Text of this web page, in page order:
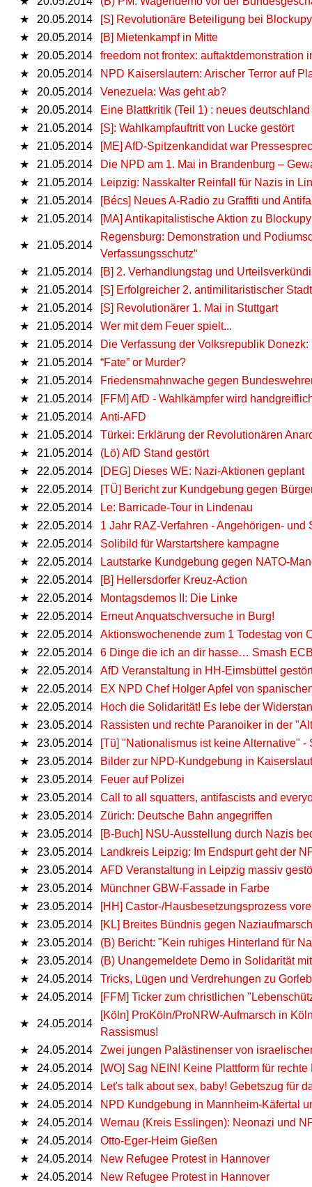
★
20.05.2014
[S] Revolutionäre Beteiligung bei
★
20.05.2014
[B] Mietenkampf in Mitte
★
20.05.2014
freedom not frontex: auftaktdemonstration
★
20.05.2014
NPD Kaiserslautern: Arischer Terror auf
★
20.05.2014
Venezuela: Was geht ab?
★
20.05.2014
Eine Blattkritik (Teil 1) : neues deutschland
★
21.05.2014
[S]: Wahlkampfauftritt von Lucke gestört
★
21.05.2014
[ME] AfD-Spitzenkandidat war
★
21.05.2014
Die NPD am 1. Mai in Brandenburg –
★
21.05.2014
Leipzig: Nasskalter Reinfall für Nazis in
★
21.05.2014
[Bécs] Neues A-Radio zu Graffiti und
★
21.05.2014 [MA] Antikapitalistische Aktion zu Blockupy
★ 21.05.2014
Regensburg: Demonstration und
Verfassungsschutz“
★
21.05.2014
[B] 2. Verhandlungstag und
★
21.05.2014
[S] Erfolgreicher 2. antimilitaristischer
★
21.05.2014
[S] Revolutionärer 1. Mai in Stuttgart
★
21.05.2014
Wer mit dem Feuer spielt...
★
21.05.2014
Die Verfassung der Volksrepublik
★
21.05.2014
“Fate” or Murder?
★
21.05.2014
Friedensmahnwache gegen
★
21.05.2014
[FFM] AfD - Wahlkämpfer wird
★
21.05.2014
Anti-AFD
★
21.05.2014
Türkei: Erklärung der Revolutionären
★
21.05.2014
(Lö) AfD Stand gestört
★
22.05.2014
[DEG] Dieses WE: Nazi-Aktionen geplant
★
22.05.2014
[TÜ] Bericht zur Kundgebung gegen
★
22.05.2014
Le: Barricade-Tour in Lindenau
★
22.05.2014
1 Jahr RAZ-Verfahren - Angehörigen- und
★
22.05.2014
Solibild für Warstartshere kampagne
★
22.05.2014
Lautstarke Kundgebung gegen NATO-
★
22.05.2014
[B] Hellersdorfer Kreuz-Action
★
22.05.2014
Montagsdemos II: Die Linke
★
22.05.2014
Erneut Anquatschversuche in Burg!
★
22.05.2014
Aktionswochenende zum 1 Todestag von
★
22.05.2014
6 Dinge die ich an dir hasse… Smash
★
22.05.2014
AfD Veranstaltung in HH-Eimsbüttel
★
22.05.2014
EX NPD Chef Holger Apfel von
★
22.05.2014
Hoch die Solidarität! Es lebe der
★
23.05.2014
Rassisten und rechte Paranoiker in der
★
23.05.2014
[Tü] "Nationalismus ist keine Alternative"
★
23.05.2014
Bilder zur NPD-Kundgebung in
★
23.05.2014
Feuer auf Polizei
★
23.05.2014
Call to all squatters, antifascists and
★
23.05.2014
Zürich: Deutsche Bahn angegriffen
★
23.05.2014
[B-Buch] NSU-Ausstellung durch Nazis
★
23.05.2014
Landkreis Leipzig: Im Endspurt geht der
★
23.05.2014
AFD Veranstaltung in Leipzig massiv
★
23.05.2014
Münchner GBW-Fassade in Farbe
★
23.05.2014
[HH] Castor-/Hausbesetzungsprozess
★
23.05.2014
[KL] Breites Bündnis gegen Naziaufmarsch
★
23.05.2014
(B) Bericht: "Kein ruhiges Hinterland für
★
23.05.2014
(B) Unangemeldete Demo in Solidarität
★
24.05.2014
Tricks, Lügen und Verdrehungen zu
★
24.05.2014 [FFM] Ticker zum christlichen
★ 24.05.2014
[Köln] ProKöln/ProNRW-Aufmarsch in
Rassismus!
★
24.05.2014
Zwei jungen Palästinenser von
★
24.05.2014
[WO] Sag NEIN! Keine Plattform für rechte
★
24.05.2014
Let's talk about sex, baby! Gebetszug für
★
24.05.2014
NPD Kundgebung in Mannheim-Käfertal
★
24.05.2014
Wernau (Kreis Esslingen): Neonazi und
★
24.05.2014
Otto-Eger-Heim Gießen
★
24.05.2014
New Refugee Protest in Hannover
★
24.05.2014 New Refugee Protest in Hannover